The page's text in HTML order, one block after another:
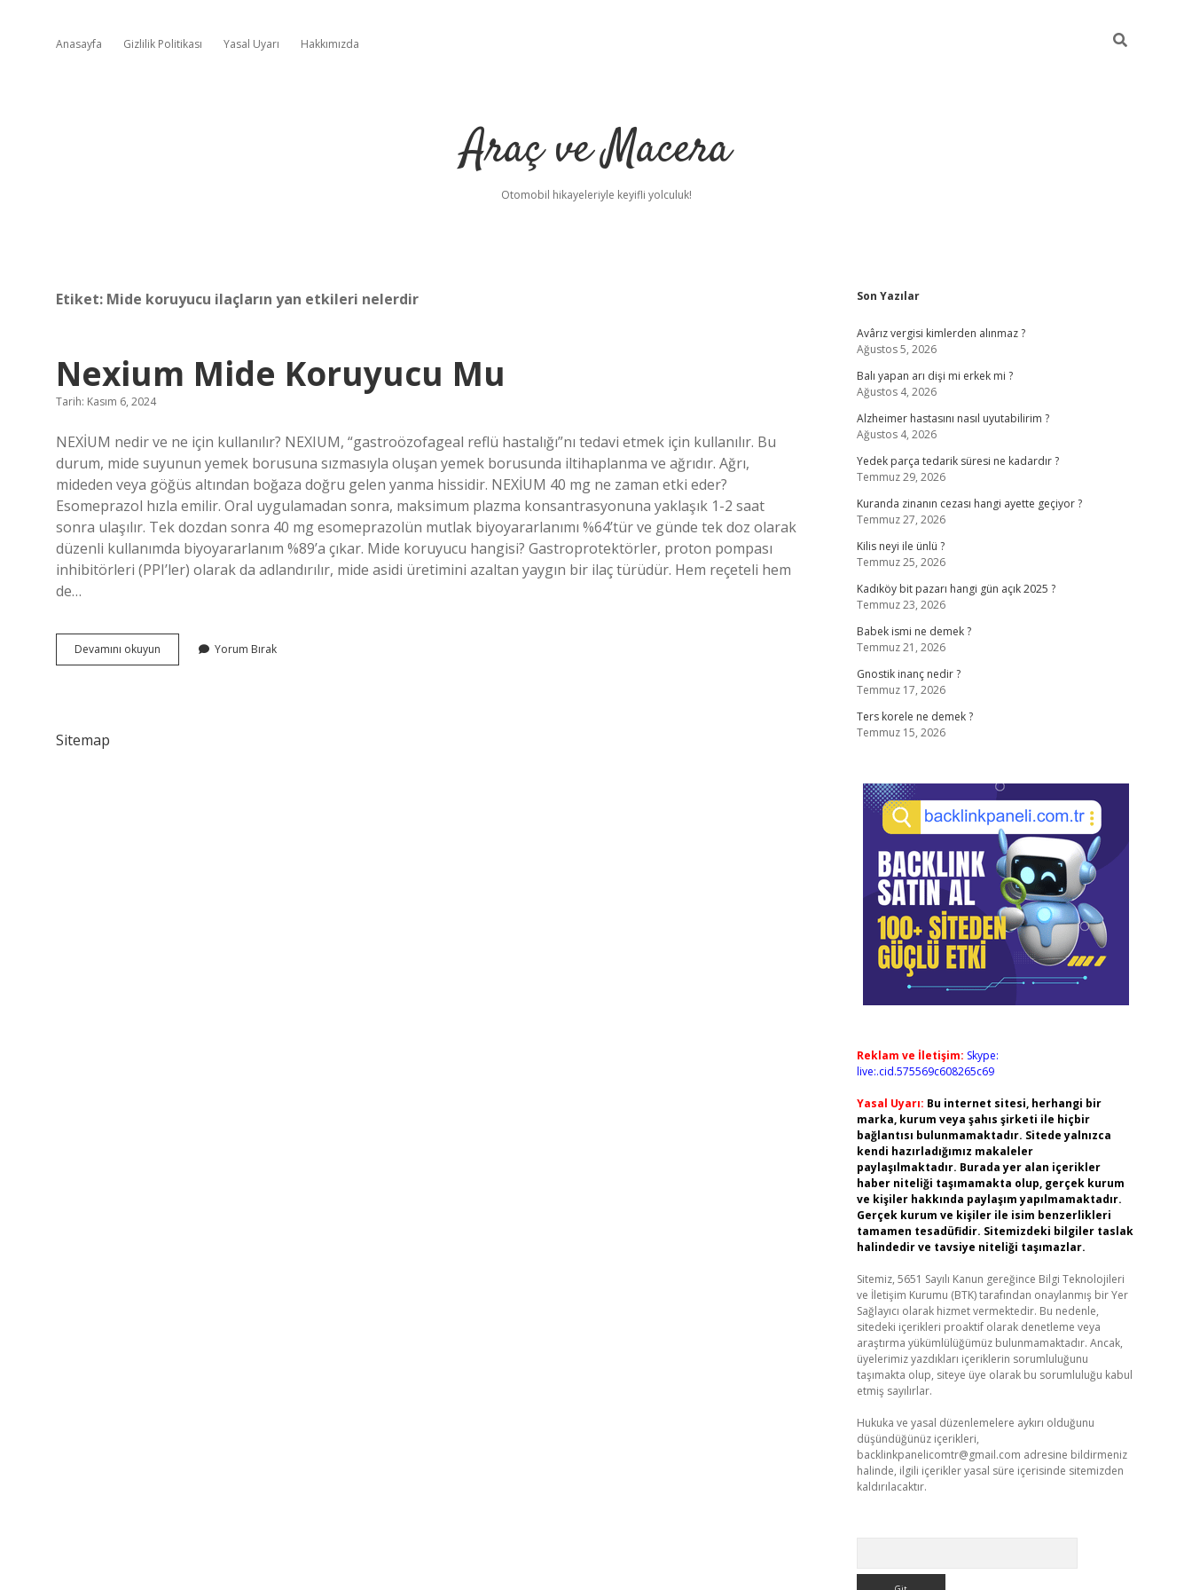
Anasayfa Gizlilik Politikası Yasal Uyarı Hakkımızda
Araç ve Macera
Otomobil hikayeleriyle keyifli yolculuk!
Etiket: Mide koruyucu ilaçların yan etkileri nelerdir
Nexium Mide Koruyucu Mu
Tarih: Kasım 6, 2024
NEXİUM nedir ve ne için kullanılır? NEXIUM, “gastroözofageal reflü hastalığı”nı tedavi etmek için kullanılır. Bu
durum, mide suyunun yemek borusuna sızmasıyla oluşan yemek borusunda iltihaplanma ve ağrıdır. Ağrı,
mideden veya göğüs altından boğaza doğru gelen yanma hissidir. NEXİUM 40 mg ne zaman etki eder?
Esomeprazol hızla emilir. Oral uygulamadan sonra, maksimum plazma konsantrasyonuna yaklaşık 1-2 saat
sonra ulaşılır. Tek dozdan sonra 40 mg esomeprazolün mutlak biyoyararlanımı %64’tür ve günde tek doz olarak
düzenli kullanımda biyoyararlanım %89’a çıkar. Mide koruyucu hangisi? Gastroprotektörler, proton pompası
inhibitörleri (PPI’ler) olarak da adlandırılır, mide asidi üretimini azaltan yaygın bir ilaç türüdür. Hem reçeteli hem
de…
Devamını okuyun
Mide
Yorum Bırak
Sitemap
Sidebar
Son Yazılar
Avârız vergisi kimlerden alınmaz ?
Ağustos 5, 2026
Balı yapan arı dişi mi erkek mi ?
Ağustos 4, 2026
Alzheimer hastasını nasıl uyutabilirim ?
Ağustos 4, 2026
Yedek parça tedarik süresi ne kadardır ?
Temmuz 29, 2026
Kuranda zinanın cezası hangi ayette geçiyor ?
Temmuz 27, 2026
Kilis neyi ile ünlü ?
Temmuz 25, 2026
Kadıköy bit pazarı hangi gün açık 2025 ?
Temmuz 23, 2026
Babek ismi ne demek ?
Temmuz 21, 2026
Gnostik inanç nedir ?
Temmuz 17, 2026
Ters korele ne demek ?
Temmuz 15, 2026
Reklam ve İletişim: Skype:
live:.cid.575569c608265c69
Yasal Uyarı: Bu internet sitesi, herhangi bir
marka, kurum veya şahıs şirketi ile hiçbir
bağlantısı bulunmamaktadır. Sitede yalnızca
kendi hazırladığımız makaleler
paylaşılmaktadır. Burada yer alan içerikler
haber niteliği taşımamakta olup, gerçek kurum
ve kişiler hakkında paylaşım yapılmamaktadır.
Gerçek kurum ve kişiler ile isim benzerlikleri
tamamen tesadüfidir. Sitemizdeki bilgiler taslak
halindedir ve tavsiye niteliği taşımazlar.
Sitemiz, 5651 Sayılı Kanun gereğince Bilgi Teknolojileri
ve İletişim Kurumu (BTK) tarafından onaylanmış bir Yer
Sağlayıcı olarak hizmet vermektedir. Bu nedenle,
sitedeki içerikleri proaktif olarak denetleme veya
araştırma yükümlülüğümüz bulunmamaktadır. Ancak,
üyelerimiz yazdıkları içeriklerin sorumluluğunu
taşımakta olup, siteye üye olarak bu sorumluluğu kabul
etmiş sayılırlar.
Hukuka ve yasal düzenlemelere aykırı olduğunu
düşündüğünüz içerikleri,
backlinkpanelicomtr@gmail.com adresine bildirmeniz
halinde, ilgili içerikler yasal süre içerisinde sitemizden
kaldırılacaktır.